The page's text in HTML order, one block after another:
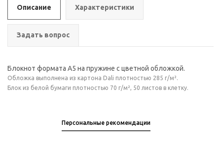
Описание Характеристики
Задать вопрос
Блокнот формата А5 на пружине с цветной обложкой.
Обложка выполнена из картона Dali плотностью 285 г/м².
Блок из белой бумаги плотностью 70 г/м², 50 листов в клетку.
Персональные рекомендации